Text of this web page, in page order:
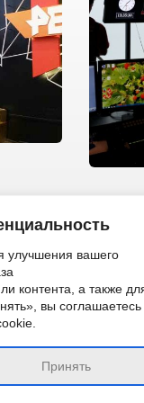
улучшения вашего
контента, а также
вы соглашаетесь
Принять
ООО